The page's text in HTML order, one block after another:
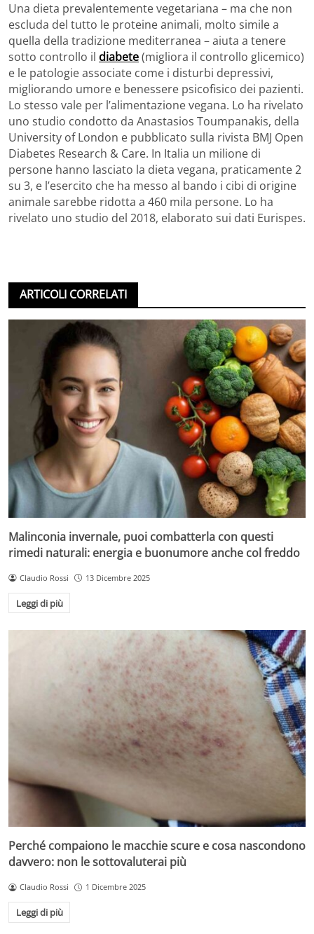
Una dieta prevalentemente vegetariana – ma che non
escluda del tutto le proteine animali, molto simile a
quella della tradizione mediterranea – aiuta a tenere
sotto controllo il diabete(migliora il controllo glicemico)
e le patologie associate come i disturbi depressivi,
migliorando umore e benessere psicofisico dei pazienti.
Lo stesso vale per l’alimentazione vegana. Lo ha rivelato
uno studio condotto da Anastasios Toumpanakis, della
University of London e pubblicato sulla rivista BMJ Open
Diabetes Research & Care. In Italia un milione di
persone hanno lasciato la dieta vegana, praticamente 2
su 3, e l’esercito che ha messo al bando i cibi di origine
animale sarebbe ridotta a 460 mila persone. Lo ha
rivelato uno studio del 2018, elaborato sui dati Eurispes.
ARTICOLI CORRELATI
Malinconia invernale, puoi combatterla con questi
rimedi naturali: energia e buonumore anche col freddo
Claudio Rossi 13 Dicembre 2025
Leggi di più
Perché compaiono le macchie scure e cosa nascondono
davvero: non le sottovaluterai più
Claudio Rossi 1 Dicembre 2025
Leggi di più